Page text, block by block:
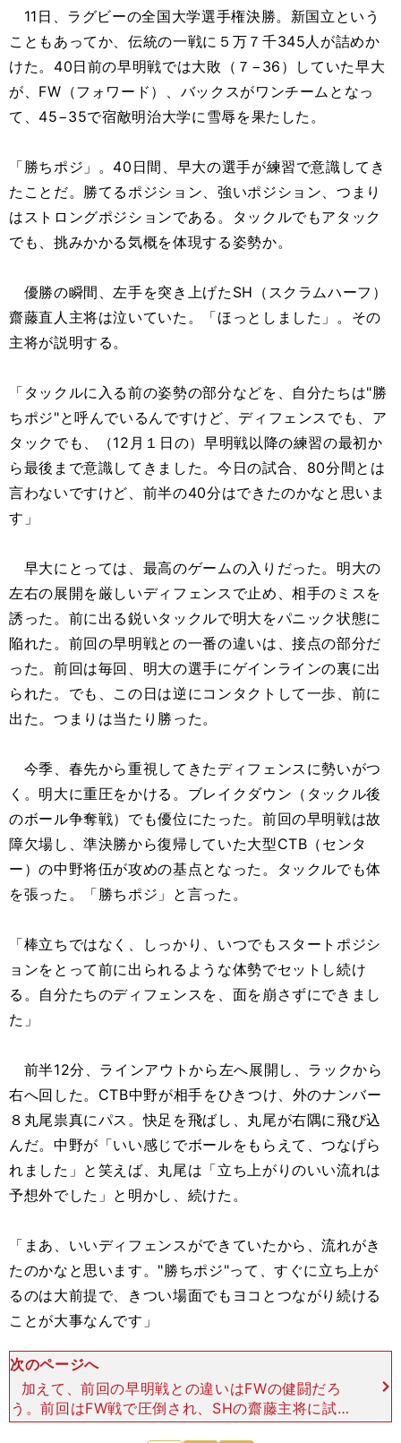
11日、ラグビーの全国大学選手権決勝。新国立という
こともあってか、伝統の一戦に５万７千345人が詰めか
けた。40日前の早明戦では大敗（７−36）していた早大
が、FW（フォワード）、バックスがワンチームとなっ
て、45−35で宿敵明治大学に雪辱を果たした。
「勝ちポジ」。40日間、早大の選手が練習で意識してき
たことだ。勝てるポジション、強いポジション、つまり
はストロングポジションである。タックルでもアタック
でも、挑みかかる気概を体現する姿勢か。
優勝の瞬間、左手を突き上げたSH（スクラムハーフ）
齋藤直人主将は泣いていた。「ほっとしました」。その
主将が説明する。
「タックルに入る前の姿勢の部分などを、自分たちは"勝
ちポジ"と呼んでいるんですけど、ディフェンスでも、ア
タックでも、（12月１日の）早明戦以降の練習の最初か
ら最後まで意識してきました。今日の試合、80分間とは
言わないですけど、前半の40分はできたのかなと思いま
す」
早大にとっては、最高のゲームの入りだった。明大の
左右の展開を厳しいディフェンスで止め、相手のミスを
誘った。前に出る鋭いタックルで明大をパニック状態に
陥れた。前回の早明戦との一番の違いは、接点の部分だ
った。前回は毎回、明大の選手にゲインラインの裏に出
られた。でも、この日は逆にコンタクトして一歩、前に
出た。つまりは当たり勝った。
今季、春先から重視してきたディフェンスに勢いがつ
く。明大に重圧をかける。ブレイクダウン（タックル後
のボール争奪戦）でも優位にたった。前回の早明戦は故
障欠場し、準決勝から復帰していた大型CTB（センタ
ー）の中野将伍が攻めの基点となった。タックルでも体
を張った。「勝ちポジ」と言った。
「棒立ちではなく、しっかり、いつでもスタートポジシ
ョンをとって前に出られるような体勢でセットし続け
る。自分たちのディフェンスを、面を崩さずにできまし
た」
前半12分、ラインアウトから左へ展開し、ラックから
右へ回した。CTB中野が相手をひきつけ、外のナンバー
８丸尾祟真にパス。快足を飛ばし、丸尾が右隅に飛び込
んだ。中野が「いい感じでボールをもらえて、つなげら
れました」と笑えば、丸尾は「立ち上がりのいい流れは
予想外でした」と明かし、続けた。
「まあ、いいディフェンスができていたから、流れがき
たのかなと思います。"勝ちポジ"って、すぐに立ち上が
るのは大前提で、きつい場面でもヨコとつながり続ける
ことが大事なんです」
次のページへ
加えて、前回の早明戦との違いはFWの健闘だろ
う。前回はFW戦で圧倒され、SHの齋藤主将に試合
後、「あまりアタックした覚えがない」と嘆かせ